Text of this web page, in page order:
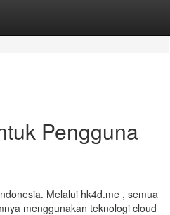
Pengguna
Melalui hk4d.me , semua
menggunakan teknologi cloud